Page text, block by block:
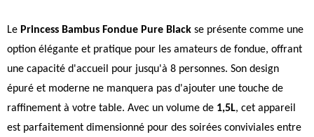
Le Princess Bambus Fondue Pure Black se présente comme une
option élégante et pratique pour les amateurs de fondue, offrant
une capacité d'accueil pour jusqu'à 8 personnes. Son design
épuré et moderne ne manquera pas d'ajouter une touche de
raffinement à votre table. Avec un volume de 1,5L, cet appareil
est parfaitement dimensionné pour des soirées conviviales entre